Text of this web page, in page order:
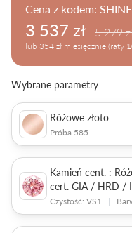
Cena z kodem: SHINE
3 537 zł 5 279
lub 354 zł miesięcznie (raty
Wybrane parametry
Różowe złoto
Próba 585
Kamień cent. :
cert. GIA / HRD /
Czystość: VS1 |